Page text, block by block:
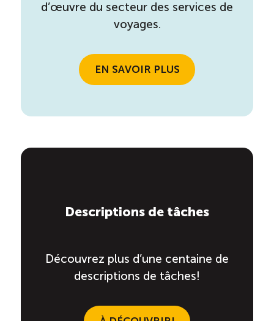
d’œuvre du secteur des services de
voyages.
EN SAVOIR PLUS
Descriptions de tâches
Découvrez plus d’une centaine de
descriptions de tâches!